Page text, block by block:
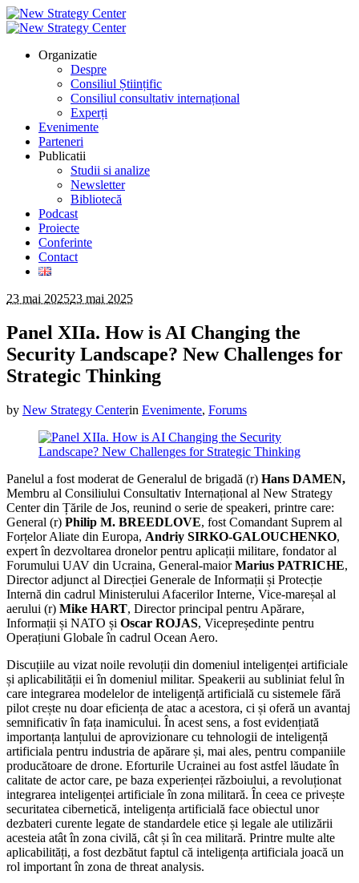
Organizatie
Despre
Consiliul Științific
Consiliul consultativ internațional
Experți
Evenimente
Parteneri
Publicatii
Studii si analize
Newsletter
Bibliotecă
Podcast
Proiecte
Conferinte
Contact
23 mai 202523 mai 2025
Panel XIIa. How is AI Changing the
Security Landscape? New Challenges for
Strategic Thinking
by New Strategy Centerin Evenimente, Forums
Panelul a fost moderat de Generalul de brigadă (r) Hans DAMEN,
Membru al Consiliului Consultativ Internațional al New Strategy
Center din Țările de Jos, reunind o serie de speakeri, printre care:
General (r) Philip M. BREEDLOVE, fost Comandant Suprem al
Forțelor Aliate din Europa, Andriy SIRKO-GALOUCHENKO,
expert în dezvoltarea dronelor pentru aplicații militare, fondator al
Forumului UAV din Ucraina, General-maiorMarius PATRICHE,
Director adjunct al Direcției Generale de Informații și Protecție
Internă din cadrul Ministerului Afacerilor Interne, Vice-mareșal al
aerului (r) Mike HART, Director principal pentru Apărare,
Informații și NATO și Oscar ROJAS, Vicepreședinte pentru
Operațiuni Globale în cadrul Ocean Aero.
Discuțiile au vizat noile revoluții din domeniul inteligenței artificiale
și aplicabilității ei în domeniul militar. Speakerii au subliniat felul în
care integrarea modelelor de inteligență artificială cu sistemele fără
pilot crește nu doar eficiența de atac a acestora, ci și oferă un avantaj
semnificativ în fața inamicului. În acest sens, a fost evidențiată
importanța lanțului de aprovizionare cu tehnologii de inteligență
artificiala pentru industria de apărare și, mai ales, pentru companiile
producătoare de drone. Eforturile Ucrainei au fost astfel lăudate în
calitate de actor care, pe baza experienței războiului, a revoluționat
integrarea inteligenței artificiale în zona militară. În ceea ce privește
securitatea cibernetică, inteligența artificială face obiectul unor
dezbateri curente legate de standardele etice și legale ale utilizării
acesteia atât în zona civilă, cât și în cea militară. Printre multe alte
aplicabilități, a fost dezbătut faptul că inteligența artificiala joacă un
rol important în zona de threat analysis.